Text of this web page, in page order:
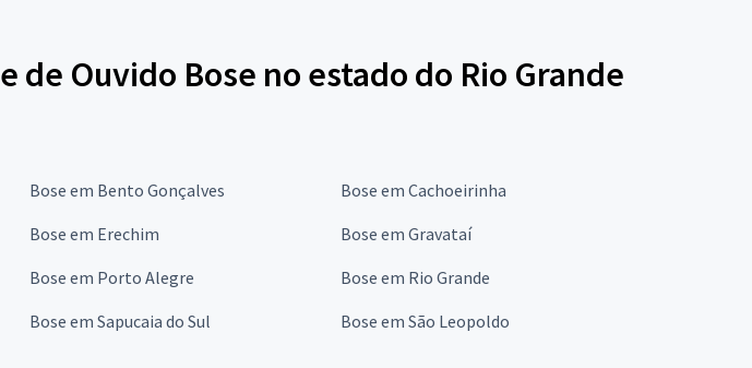
de Ouvido Bose no estado do Rio Grande
Bose em Bento Gonçalves
Bose em Cachoeirinha
Bose em Erechim
Bose em Gravataí
Bose em Porto Alegre
Bose em Rio Grande
Bose em Sapucaia do Sul
Bose em São Leopoldo